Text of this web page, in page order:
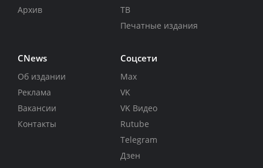
Архив
ТВ
Печатные издания
CNews
Об издании
Реклама
Вакансии
Контакты
Соцсети
Max
VK
VK Видео
Rutube
Telegram
Дзен